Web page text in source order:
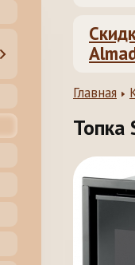
Главная
Топка